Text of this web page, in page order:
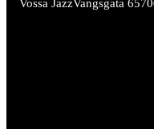
Vossa JazzVangsgata 6